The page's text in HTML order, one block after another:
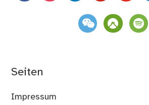
weixin komoot
Seiten
Impressum